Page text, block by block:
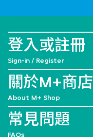
登入或註冊
Sign-in / Register
關於M+商店
About M+ Shop
常見問題
FAQs